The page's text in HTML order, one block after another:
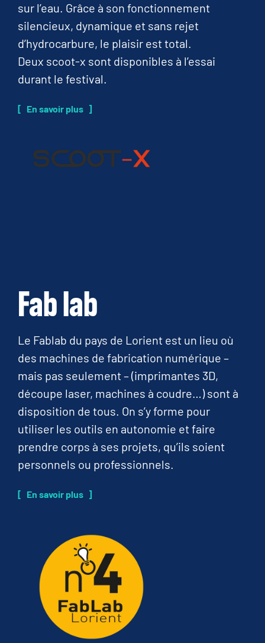
sur l’eau. Grâce à son fonctionnement
silencieux, dynamique et sans rejet
d’hydrocarbure, le plaisir est total.
Deux scoot-x sont disponibles à l’essai
durant le festival.
En savoir plus
Fab lab
Le Fablab du pays de Lorient est un lieu où
des machines de fabrication numérique –
mais pas seulement – (imprimantes 3D,
découpe laser, machines à coudre…) sont à
disposition de tous. On s’y forme pour
utiliser les outils en autonomie et faire
prendre corps à ses projets, qu’ils soient
personnels ou professionnels.
En savoir plus